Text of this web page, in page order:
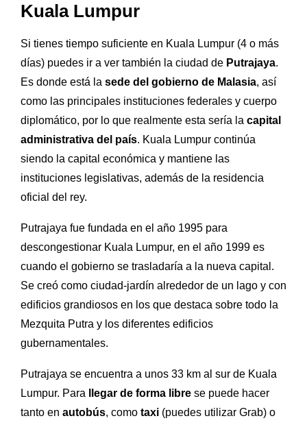
Kuala Lumpur
Si tienes tiempo suficiente en Kuala Lumpur (4 o más
días) puedes ir a ver también la ciudad de Putrajaya.
Es donde está la sede del gobierno de Malasia, así
como las principales instituciones federales y cuerpo
diplomático, por lo que realmente esta sería la capital
administrativa del país. Kuala Lumpur continúa
siendo la capital económica y mantiene las
instituciones legislativas, además de la residencia
oficial del rey.
Putrajaya fue fundada en el año 1995 para
descongestionar Kuala Lumpur, en el año 1999 es
cuando el gobierno se trasladaría a la nueva capital.
Se creó como ciudad-jardín alrededor de un lago y con
edificios grandiosos en los que destaca sobre todo la
Mezquita Putra y los diferentes edificios
gubernamentales.
Putrajaya se encuentra a unos 33 km al sur de Kuala
Lumpur. Para
llegar de forma libre se puede hacer
tanto en autobús, como taxi (puedes utilizar Grab) o